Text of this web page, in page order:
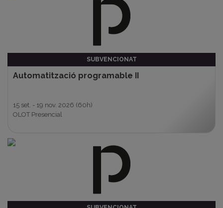
SUBVENCIONAT
Automatització programable II
15 set. - 19 nov. 2026 (60h)
OLOT Presencial